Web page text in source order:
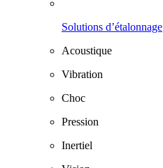
Solutions d’étalonnage
Acoustique
Vibration
Choc
Pression
Inertiel